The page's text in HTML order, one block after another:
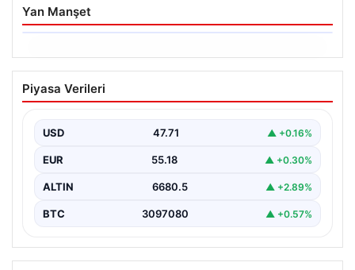
Yan Manşet
06.08.2026
Trabzonspor’da Mohamed Salah’ın
Transferinde Görkemli İmza Töreni:
Trabzonspor, dünya futbolunun yıldız isimlerinden
yaşıyor. Yoğun ilgiyle karşılanan…
Piyasa Verileri
USD 47.71 ▲ +0.16%
EUR 55.18 ▲ +0.30%
ALTIN 6680.5 ▲ +2.89%
BTC 3097080 ▲ +0.57%